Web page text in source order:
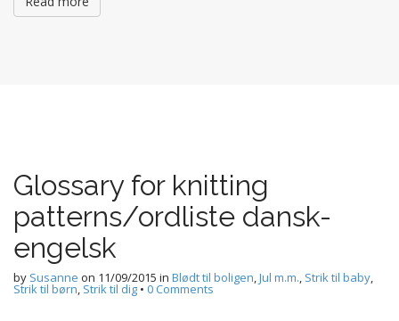
Glossary for knitting
patterns/ordliste dansk-
engelsk
by Susanne on 11/09/2015 in Blødt til boligen,Jul m.m., Strik til baby,
Strik til børn, Strik til dig • 0 Comments